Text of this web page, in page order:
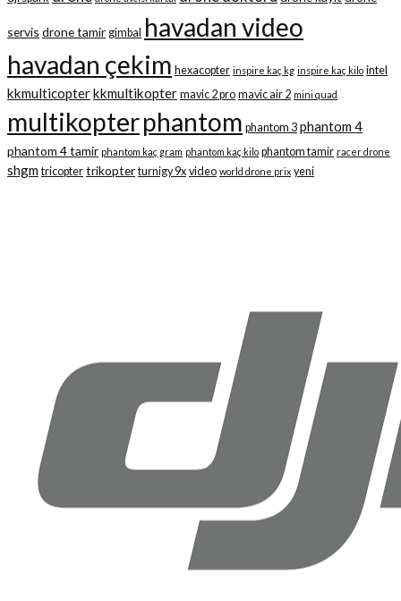
servis drone tamir gimbal havadan video
havadan çekim hexacopter inspire kaç kg inspire kaç kilo intel
kkmulticopterkkmultikopter mavic 2 pro mavic air 2 mini quad
multikopterphantom phantom 3 phantom 4
phantom 4 tamir phantom kaç gram phantom kaç kilo phantom tamir racer drone
shgm tricopter trikopter turnigy 9x video world drone prix yeni